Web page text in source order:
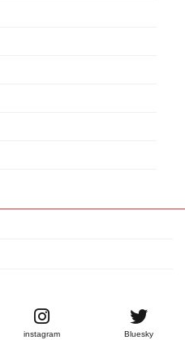
い。 All Rights Reserved.
instagram Bluesky